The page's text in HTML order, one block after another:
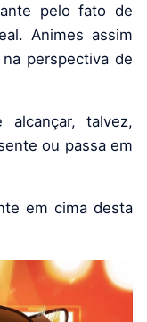
pelo fato de
Animes assim
perspectiva de
talvez,
ou passa em
em cima desta